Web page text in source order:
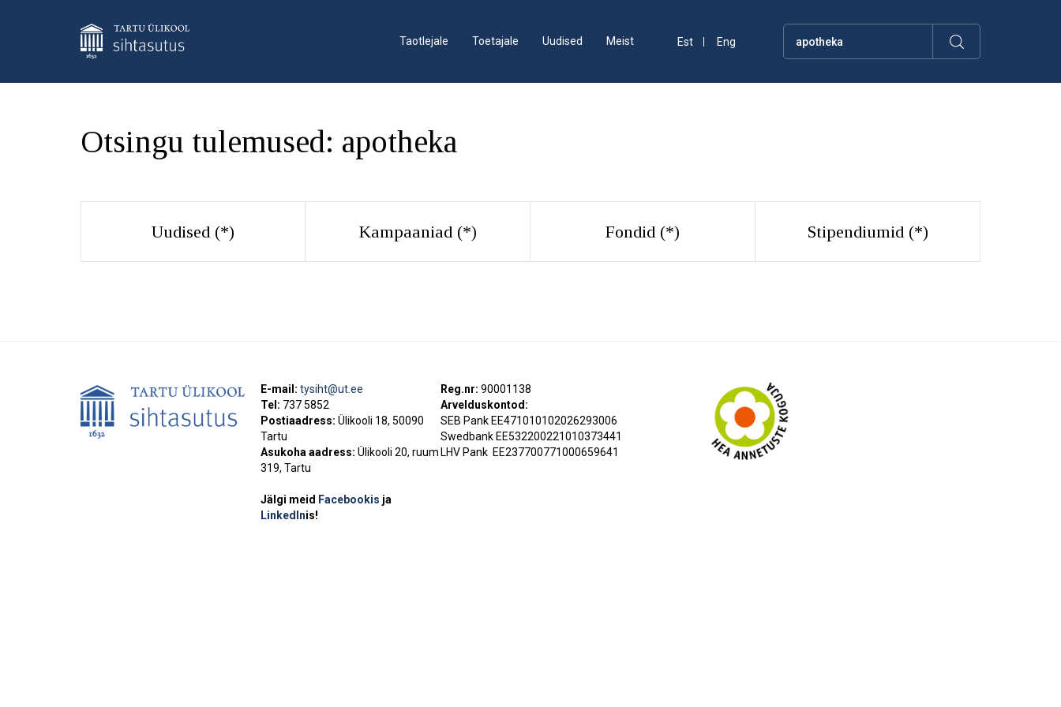
Est Eng
Taotlejale Toetajale Uudised Meist
Otsingu tulemused: apotheka
Uudised (*) Kampaaniad (*) Fondid (*) Stipendiumid (*)
E-mail: tysiht@ut.ee
Tel: 737 5852
Postiaadress: Ülikooli 18, 50090
Tartu
Asukoha aadress: Ülikooli 20, ruum
319, Tartu
Jälgi meid Facebookis ja
LinkedInis!
Reg.nr: 90001138
Arvelduskontod:
SEB Pank EE471010102026293006
Swedbank EE532200221010373441
LHV Pank EE237700771000659641